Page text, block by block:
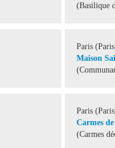
(Basilique
Paris
Maison
Paris
Carmes
(Carmes